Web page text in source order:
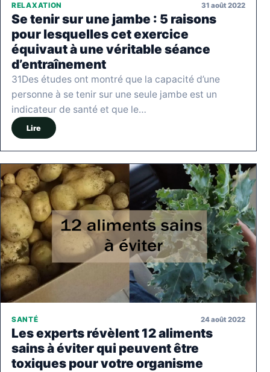
RELAXATION 31 août 2022
Se tenir sur une jambe : 5 raisons
pour lesquelles cet exercice
équivaut à une véritable séance
d’entraînement
31Des études ont montré que la capacité d’une
personne à se tenir sur une seule jambe est un
indicateur de santé et que le…
Lire
SANTÉ 24 août 2022
Les experts révèlent 12 aliments
sains à éviter qui peuvent être
toxiques pour votre organisme